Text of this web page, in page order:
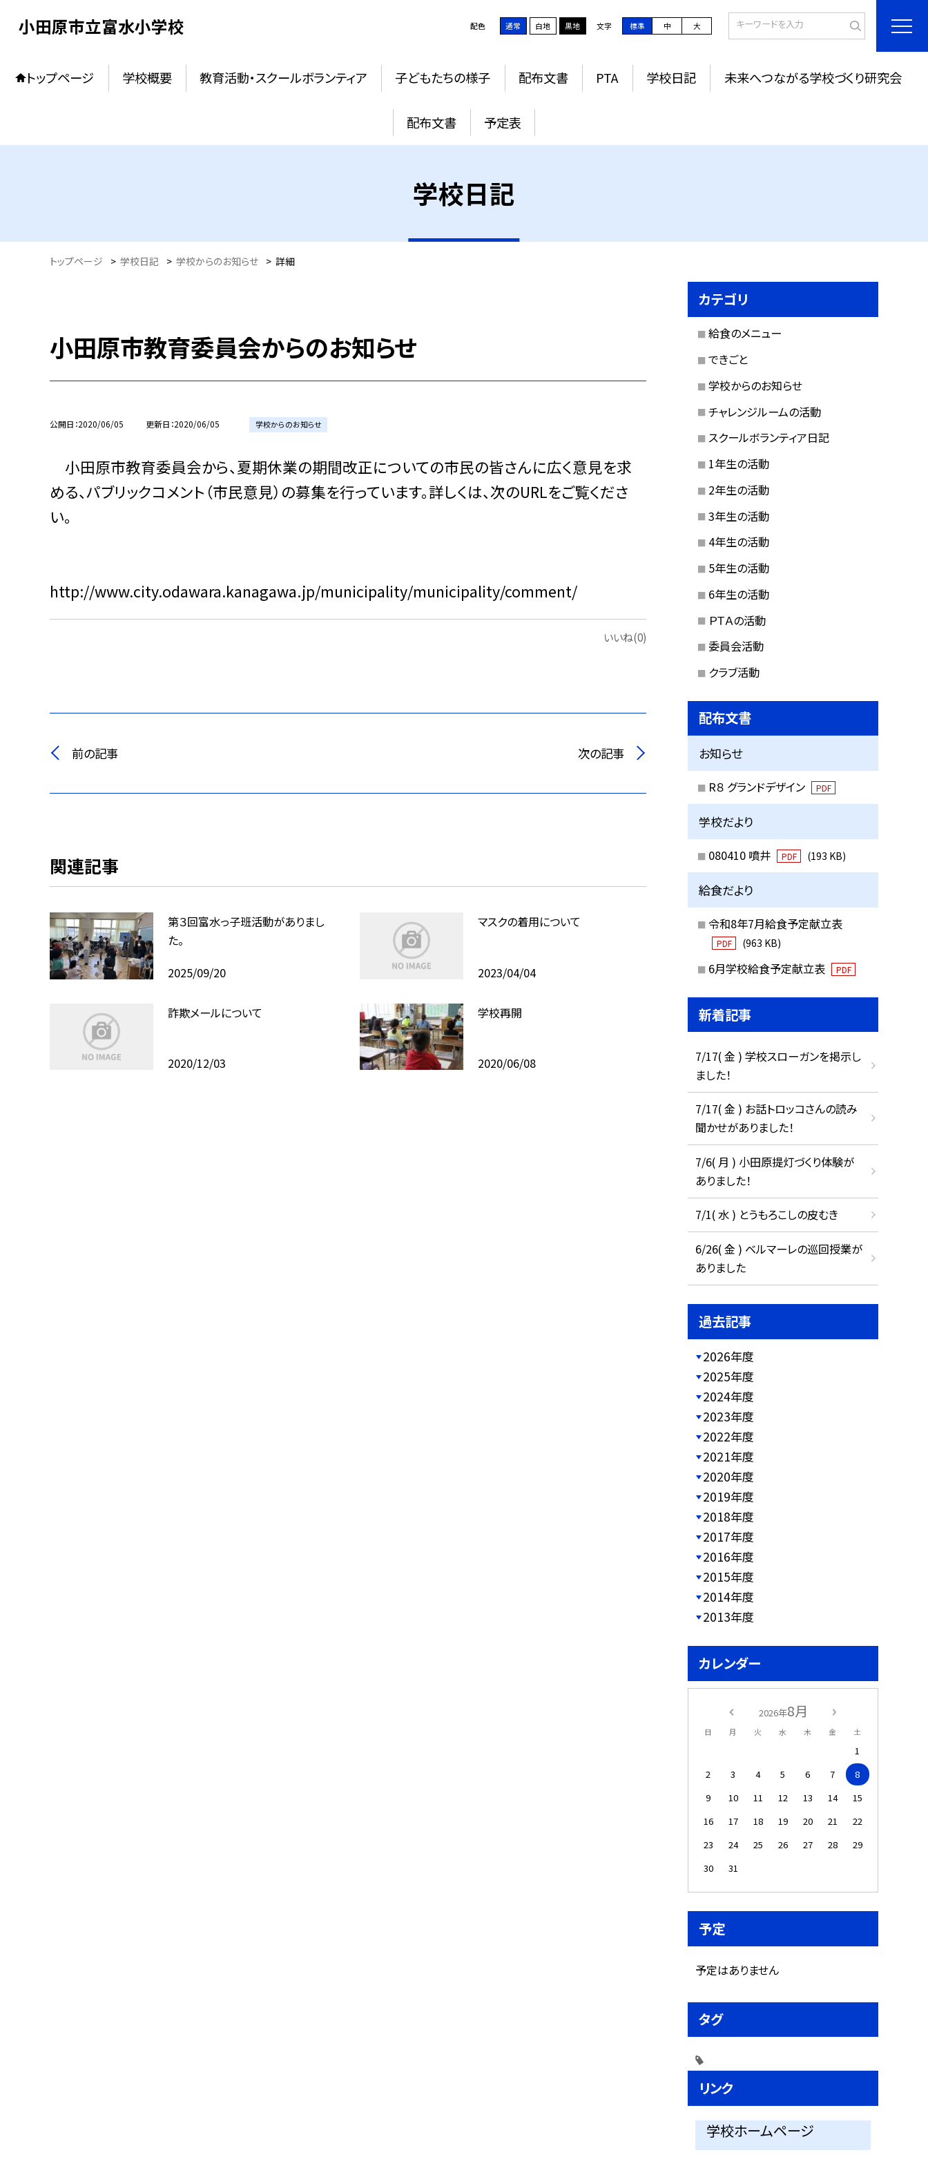
小田原市立富水小学校 配色 通常 白地 黒地 文字 標準 中 大
トップページ 学校概要 教育活動・スクールボランティア 子どもたちの様子 配布文書 PTA 学校日記 未来へつながる学校づくり研究会
配布文書 予定表
学校日記
トップページ > 学校日記 > 学校からのお知らせ > 詳細
小田原市教育委員会からのお知らせ
公開日 2020/06/05 更新日 2020/06/05 学校からのお知らせ
小田原市教育委員会から、夏期休業の期間改正についての市民の皆さんに広く意見を求
める、パブリックコメント（市民意見）の募集を行っています。詳しくは、次のURLをご覧くださ
い。
http://www.city.odawara.kanagawa.jp/municipality/municipality/comment/
いいね(0)
前の記事 次の記事
関連記事
第３回富水っ子班活動がありまし
た。
2025/09/20
マスクの着用について
2023/04/04
詐欺メールについて
2020/12/03
学校再開
2020/06/08
カテゴリ
給食のメニュー
できごと
学校からのお知らせ
チャレンジルームの活動
スクールボランティア日記
1年生の活動
2年生の活動
3年生の活動
4年生の活動
5年生の活動
6年生の活動
ＰＴＡの活動
委員会活動
クラブ活動
配布文書
お知らせ
R８ グランドデザイン PDF
学校だより
080410 噴井 PDF (193 KB)
給食だより
令和8年7月給食予定献立表
PDF (963 KB)
6月学校給食予定献立表 PDF
新着記事
7/17( 金 ) 学校スローガンを掲示し
ました！
7/17( 金 ) お話トロッコさんの読み
聞かせがありました！
7/6( 月 ) 小田原提灯づくり体験が
ありました！
7/1( 水 ) とうもろこしの皮むき
6/26( 金 ) ベルマーレの巡回授業が
ありました
過去記事
2026年度
2025年度
2024年度
2023年度
2022年度
2021年度
2020年度
2019年度
2018年度
2017年度
2016年度
2015年度
2014年度
2013年度
カレンダー
2026年8月
日 月 火 水 木 金 土
1
2
3 4 5 6 7
8
9
10 11 12 13 14
15
16
17 18 19 20 21
22
23
24 25 26 27 28
29
30
31
予定
予定はありません
タグ
リンク
学校ホームページ